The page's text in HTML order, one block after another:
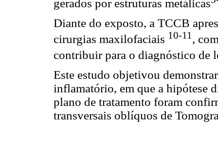
gerados por estruturas metálicas
Diante do exposto, a TCCB
cirurgias maxilofaciais 10-11 ,
contribuir para o diagnóstico de
Este estudo objetivou
inflamatório, em que a hipótese
plano de tratamento foram
transversais oblíquos de